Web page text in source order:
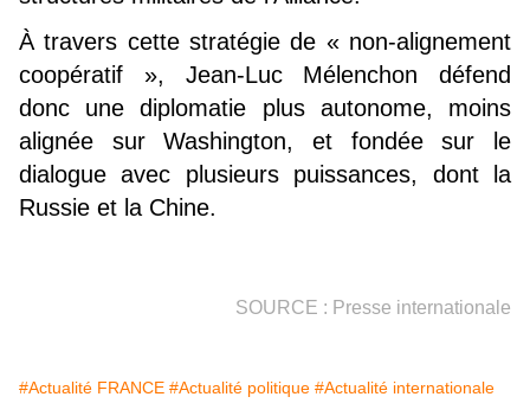
À travers cette stratégie de « non-alignement
coopératif », Jean-Luc Mélenchon défend
donc une diplomatie plus autonome, moins
alignée sur Washington, et fondée sur le
dialogue avec plusieurs puissances, dont la
Russie et la Chine.
SOURCE : Presse internationale
#Actualité FRANCE #Actualité politique #Actualité internationale